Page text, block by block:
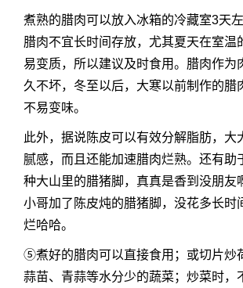
煮熟的腊肉可以放入冰箱的冷藏室3天
腊肉不宜长时间存放，尤其夏天在室温
易变质，所以建议及时食用。腊肉作为
久不坏，冬至以后，大寒以前制作的腊
不易变味。
此外，据说陈皮可以有效分解脂肪，大
腻感，而且还能加速腊肉烂熟。还有助
种大山里的腊猪脚，真真是香到没朋友
小哥加了陈皮炖的腊猪脚，没花多长时
烂哈哈。
⑤煮好的腊肉可以直接食用；或切片炒
蒜苗、青蒜等水分少的蔬菜；炒菜时，